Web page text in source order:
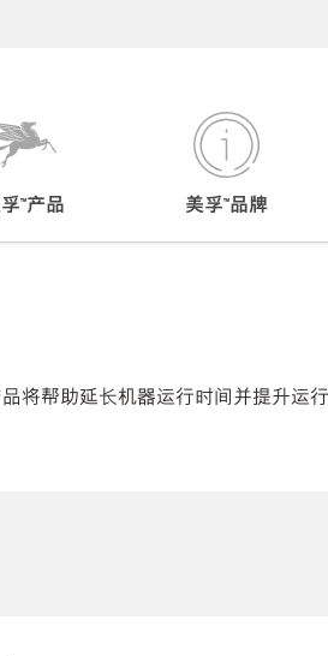
™产品 美孚™品牌
将帮助延长机器运行时间并提升运